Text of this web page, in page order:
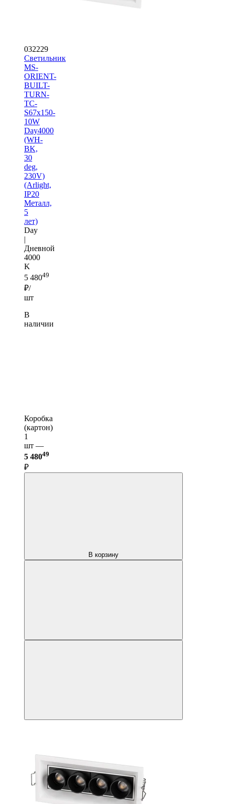
032229
Светильник
MS-
ORIENT-
BUILT-
TURN-
TC-
S67x150-
10W
Day4000
(WH-
BK,
30
deg,
230V)
(Arlight,
IP20
Металл,
5
лет)
Day
|
Дневной
4000
K
5 48049
₽/
шт
В
наличии
Коробка
(картон)
1
шт —
5 48049
₽
В корзину